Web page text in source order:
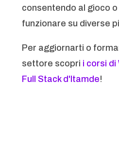
consentendo al gioco
funzionare su diverse
Per aggiornarti o
settore scopri i corsi di
Full Stack d'Itamde!